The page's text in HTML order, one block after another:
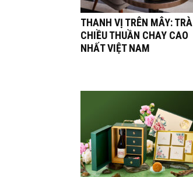
THANH VỊ TRÊN MÂY: TRÀ
CHIỀU THUẦN CHAY CAO
NHẤT VIỆT NAM